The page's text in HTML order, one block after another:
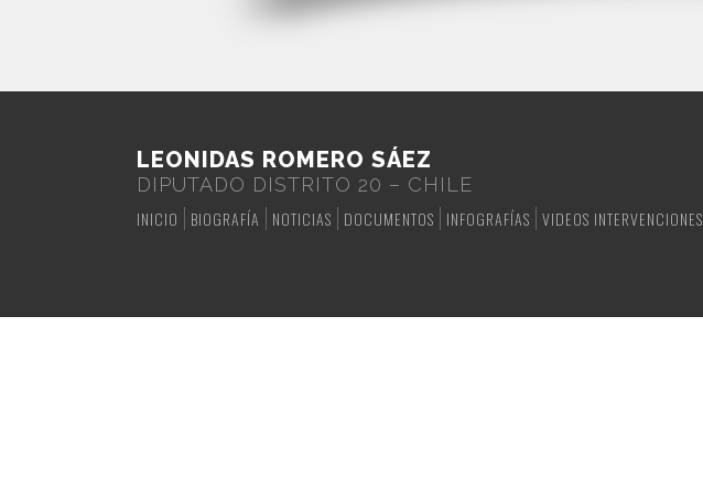
LEONIDAS ROMERO SÁEZ
DIPUTADO DISTRITO 20 – CHILE
INICIO
BIOGRAFÍA NOTICIAS DOCUMENTOS INFOGRAFÍAS VIDEOS INTERVENCIONES